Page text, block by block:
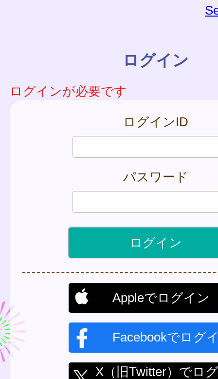
ログイン
ログインが必要です
ログインID
パスワード
Appleでログイン
Facebookでログ
X（旧Twitter）でロ